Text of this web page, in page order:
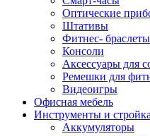
Оптические
Штативы
Фитнес- браслеты
Консоли
Аксессуары для
Ремешки для
Видеоигры
Офисная мебель
Инструменты и стройка
Аккумуляторы